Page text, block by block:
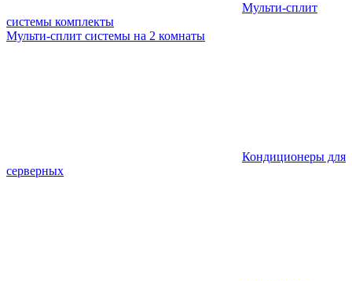
Мульти-сплит
системы комплекты
Мульти-сплит системы на 2 комнаты
Кондиционеры для
серверных